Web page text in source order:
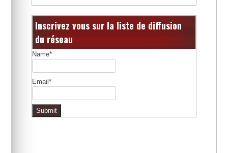
Inscrivez vous sur la liste de diffusion
du réseau
Name*
Email*